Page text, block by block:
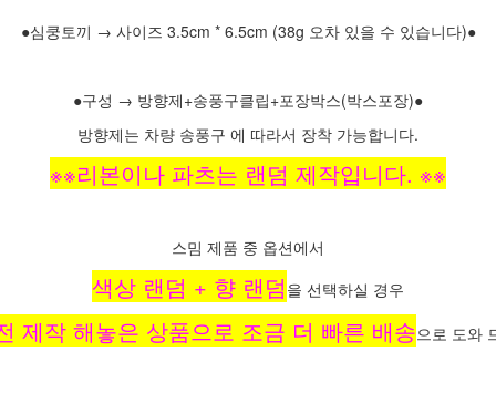
●심쿵토끼 → 사이즈 3.5cm * 6.5cm (38g 오차 있을 수 있습니다)●
●구성 → 방향제+송풍구클립+포장박스(박스포장)●
방향제는 차량 송풍구 에 따라서 장착 가능합니다.
※※리본이나 파츠는 랜덤 제작입니다. ※※
스밈 제품 중 옵션에서
색상 랜덤 + 향 랜덤 을 선택하실 경우
제작 해놓은 상품으로 조금 더 빠른 배송으로 도와